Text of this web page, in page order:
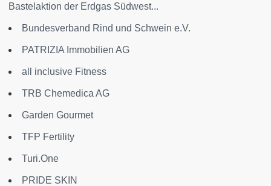
Bastelaktion der Erdgas Südwest...
Bundesverband Rind und Schwein e.V.
PATRIZIA Immobilien AG
all inclusive Fitness
TRB Chemedica AG
Garden Gourmet
TFP Fertility
Turi.One
PRIDE SKIN